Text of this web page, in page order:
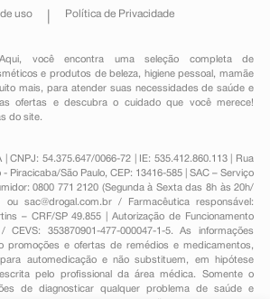
uso Política de Privacidade
você encontra uma seleção completa de
e produtos de beleza, higiene pessoal ,mamãe
mais, para atender suas necessidades de saúde e
ofertas e descubra o cuidado que você merece!
do site.
| CNPJ: 54.375.647/0066-72 | IE: 535.412.860.113 | Rua
Piracicaba/São Paulo, CEP: 13416-585 | SAC – Serviço
0800 771 2120 (Segunda à Sexta das 8h às 20h/
ou sac@drogal.com.br/ Farmacêutica responsável:
– CRF/SP 49.855 | Autorização de Funcionamento
CEVS: 353870901-477-000047-1-5. As informações
promoções e ofertas de remédios e medicamentos,
automedicação e não substituem, em hipótese
pelo profissional da área médica. Somente o
de diagnosticar qualquer problema de saúde e